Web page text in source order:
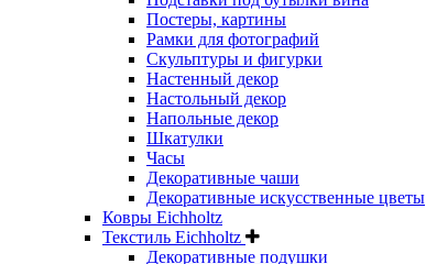
Постеры, картины
Рамки для фотографий
Скульптуры и фигурки
Настенный декор
Настольный декор
Напольные декор
Шкатулки
Часы
Декоративные чаши
Декоративные искусственные цветы
Ковры Eichholtz
Текстиль Eichholtz
Декоративные подушки